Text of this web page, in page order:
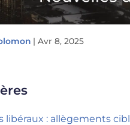
| Avr 8, 2025
libéraux : allègements